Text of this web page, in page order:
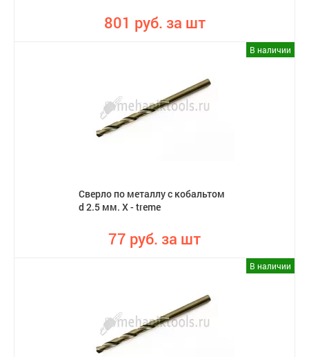
801 руб. за шт
В наличии
Сверло по металлу с кобальтом
d 2.5 мм. X - treme
77 руб. за шт
В наличии